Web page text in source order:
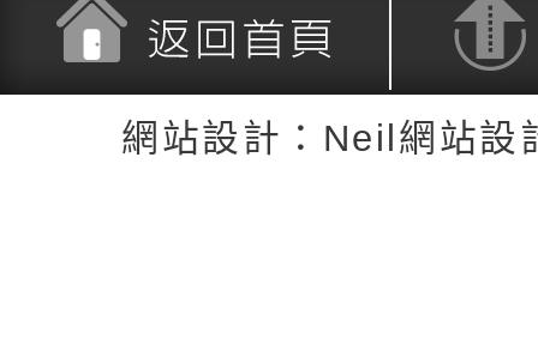
返回首頁 返回頂端
網站設計：Neil網站設